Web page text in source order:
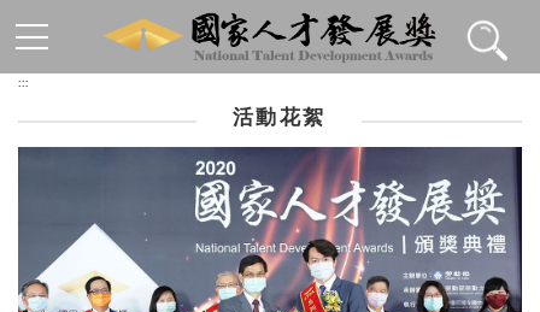
:::
活動花絮